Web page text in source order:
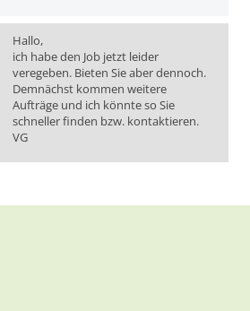
Hallo,
ich habe den Job jetzt leider
veregeben. Bieten Sie aber dennoch.
Demnächst kommen weitere
Aufträge und ich könnte so Sie
schneller finden bzw. kontaktieren.
VG